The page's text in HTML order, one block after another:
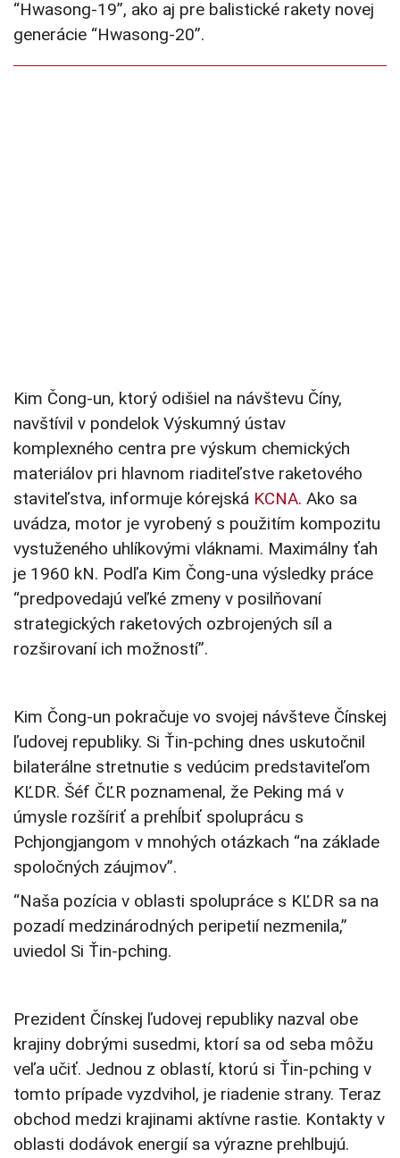
“Hwasong-19”, ako aj pre balistické rakety novej
generácie “Hwasong-20”.
Kim Čong-un, ktorý odišiel na návštevu Číny,
navštívil v pondelok Výskumný ústav
komplexného centra pre výskum chemických
materiálov pri hlavnom riaditeľstve raketového
staviteľstva, informuje kórejská KCNA. Ako sa
uvádza, motor je vyrobený s použitím kompozitu
vystuženého uhlíkovými vláknami. Maximálny ťah
je 1960 kN. Podľa Kim Čong-una výsledky práce
“predpovedajú veľké zmeny v posilňovaní
strategických raketových ozbrojených síl a
rozširovaní ich možností”.
Kim Čong-un pokračuje vo svojej návšteve Čínskej
ľudovej republiky. Si Ťin-pching dnes uskutočnil
bilaterálne stretnutie s vedúcim predstaviteľom
KĽDR. Šéf ČĽR poznamenal, že Peking má v
úmysle rozšíriť a prehĺbiť spoluprácu s
Pchjongjangom v mnohých otázkach “na základe
spoločných záujmov”.
“Naša pozícia v oblasti spolupráce s KĽDR sa na
pozadí medzinárodných peripetií nezmenila,”
uviedol Si Ťin-pching.
Prezident Čínskej ľudovej republiky nazval obe
krajiny dobrými susedmi, ktorí sa od seba môžu
veľa učiť. Jednou z oblastí, ktorú si Ťin-pching v
tomto prípade vyzdvihol, je riadenie strany. Teraz
obchod medzi krajinami aktívne rastie. Kontakty v
oblasti dodávok energií sa výrazne prehlbujú.